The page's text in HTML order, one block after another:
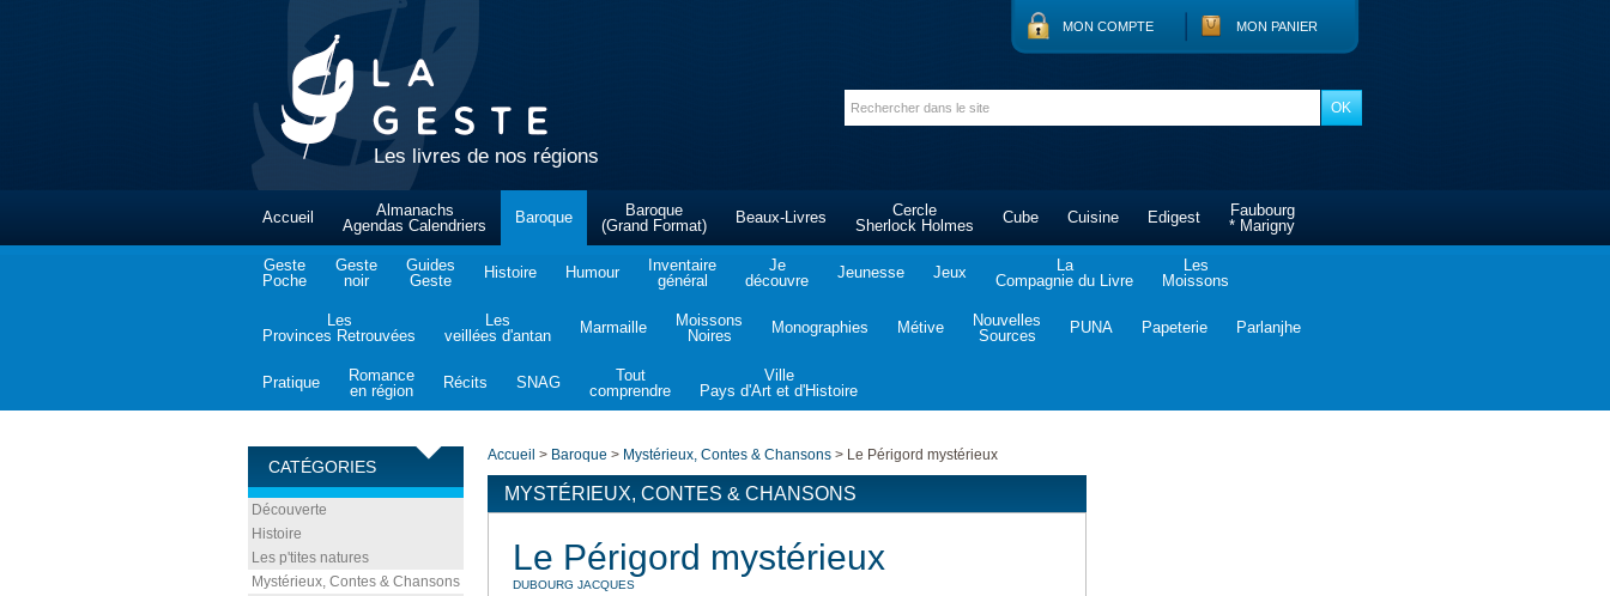
Les livres de nos régions
MON COMPTE MON PANIER
Accueil
Almanachs
Agendas Calendriers
Baroque
Baroque
(Grand Format)
Beaux-Livres
Cercle
Sherlock Holmes
Cube Cuisine Edigest
Faubourg
* Marigny
Geste
Poche
Geste
noir
Guides
Geste
Histoire Humour
Inventaire
général
Je
découvre
Jeunesse Jeux
La
Compagnie du Livre
Les
Moissons
Les
Provinces Retrouvées
Les
veillées d'antan
Marmaille
Moissons
Noires
Monographies Métive
Nouvelles
Sources
PUNA Papeterie Parlanjhe
Pratique
Romance
en région
Récits SNAG
Tout
comprendre
Ville
Pays d'Art et d'Histoire
CATÉGORIES
Découverte
Histoire
Les p'tites natures
Mystérieux, Contes & Chansons
Accueil > Baroque > Mystérieux, Contes & Chansons > Le Périgord mystérieux
MYSTÉRIEUX, CONTES & CHANSONS
Le Périgord mystérieux
DUBOURG JACQUES